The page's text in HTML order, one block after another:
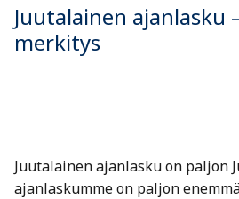
Juutalainen ajanlasku
merkitys
Juutalainen ajanlasku on paljon
ajanlaskumme on paljon